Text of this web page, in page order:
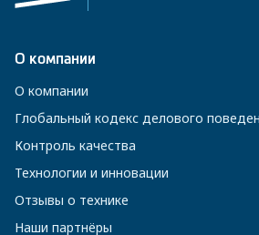
О компании
О компании
Глобальный кодекс делового
Контроль качества
Технологии и инновации
Отзывы о технике
Наши партнёры